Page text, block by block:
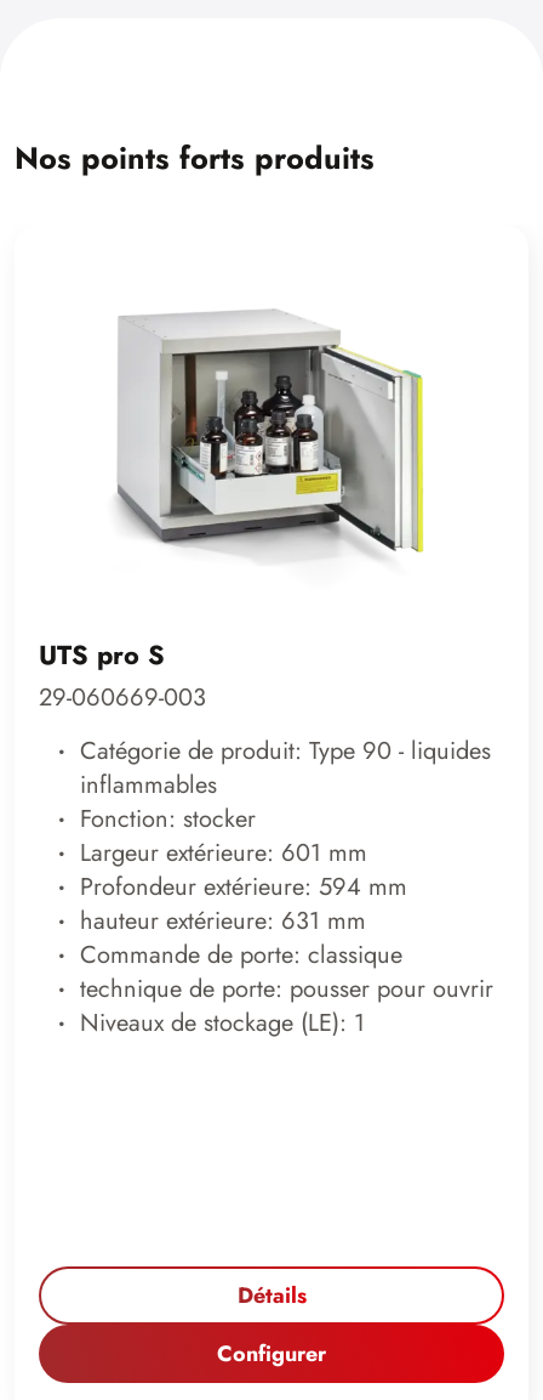
Nos points forts produits
UTS pro S
29-060669-003
Catégorie de produit: Type 90 - liquides
inflammables
Fonction: stocker
Largeur extérieure: 601 mm
Profondeur extérieure: 594 mm
hauteur extérieure: 631 mm
Commande de porte: classique
technique de porte: pousser pour ouvrir
Niveaux de stockage (LE): 1
Détails
Configurer